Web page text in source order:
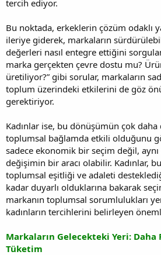
tercih ediyor.
Bu noktada, erkeklerin çözüm odaklı
ileriye giderek, markaların
değerleri nasıl entegre ettiğini
marka gerçekten çevre dostu mu?
üretiliyor?” gibi sorular, markaların
toplum üzerindeki etkilerini de göz
gerektiriyor.
Kadınlar ise, bu dönüşümün çok
toplumsal bağlamda etkili olduğunu
sadece ekonomik bir seçim değil,
değişimin bir aracı olabilir. Kadınlar,
toplumsal eşitliği ve adaleti
kadar duyarlı olduklarına bakarak
markanın toplumsal sorumlulukları
kadınların tercihlerini belirleyen
Markaların Gelecekteki Yeri: Daha
Tüketim